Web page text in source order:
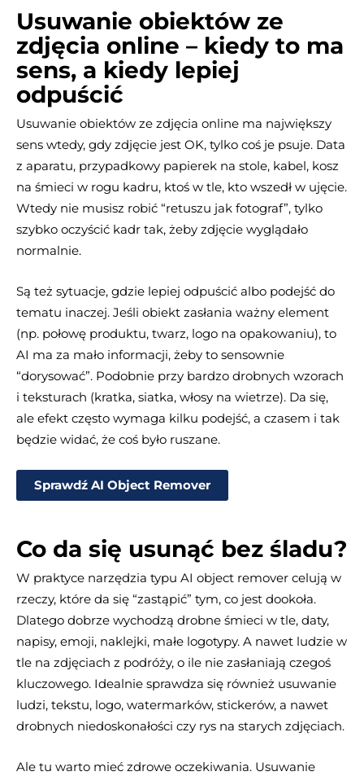
Usuwanie obiektów ze
zdjęcia online – kiedy to ma
sens, a kiedy lepiej
odpuścić
Usuwanie obiektów ze zdjęcia online ma największy
sens wtedy, gdy zdjęcie jest OK, tylko coś je psuje. Data
z aparatu, przypadkowy papierek na stole, kabel, kosz
na śmieci w rogu kadru, ktoś w tle, kto wszedł w ujęcie.
Wtedy nie musisz robić “retuszu jak fotograf”, tylko
szybko oczyścić kadr tak, żeby zdjęcie wyglądało
normalnie.
Są też sytuacje, gdzie lepiej odpuścić albo podejść do
tematu inaczej. Jeśli obiekt zasłania ważny element
(np. połowę produktu, twarz, logo na opakowaniu), to
AI ma za mało informacji, żeby to sensownie
“dorysować”. Podobnie przy bardzo drobnych wzorach
i teksturach (kratka, siatka, włosy na wietrze). Da się,
ale efekt często wymaga kilku podejść, a czasem i tak
będzie widać, że coś było ruszane.
Sprawdź AI Object Remover
Co da się usunąć bez śladu?
W praktyce narzędzia typu AI object remover celują w
rzeczy, które da się “zastąpić” tym, co jest dookoła.
Dlatego dobrze wychodzą drobne śmieci w tle, daty,
napisy, emoji, naklejki, małe logotypy. A nawet ludzie w
tle na zdjęciach z podróży, o ile nie zasłaniają czegoś
kluczowego. Idealnie sprawdza się również usuwanie
ludzi, tekstu, logo, watermarków, stickerów, a nawet
drobnych niedoskonałości czy rys na starych zdjęciach.
Ale tu warto mieć zdrowe oczekiwania. Usuwanie